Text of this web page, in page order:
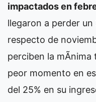
impactados en
llegaron a perder
respecto de
perciben la
peor momento en
del 25% en su